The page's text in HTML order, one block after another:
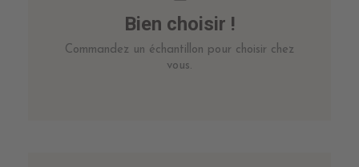
Bien choisir !
Commandez un échantillon pour choisir chez
vous.